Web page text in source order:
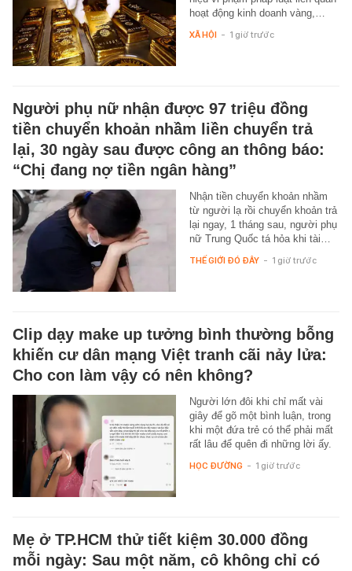
hoạt động kinh doanh vàng,…
XÃ HỘI - 1 giờ trước
Người phụ nữ nhận được 97 triệu đồng
tiền chuyển khoản nhầm liền chuyển trả
lại, 30 ngày sau được công an thông báo:
“Chị đang nợ tiền ngân hàng”
Nhận tiền chuyển khoản nhầm
từ người lạ rồi chuyển khoản trả
lại ngay, 1 tháng sau, người phụ
nữ Trung Quốc tá hỏa khi tài…
THẾ GIỚI ĐÓ ĐÂY - 1 giờ trước
Clip dạy make up tưởng bình thường bỗng
khiến cư dân mạng Việt tranh cãi nảy lửa:
Cho con làm vậy có nên không?
Người lớn đôi khi chỉ mất vài
giây để gõ một bình luận, trong
khi một đứa trẻ có thể phải mất
rất lâu để quên đi những lời ấy.
HỌC ĐƯỜNG - 1 giờ trước
Mẹ ở TP.HCM thử tiết kiệm 30.000 đồng
mỗi ngày: Sau một năm, cô không chỉ có